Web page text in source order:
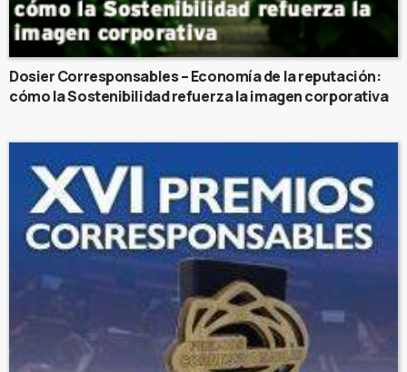
Dosier Corresponsables – Economía de la reputación:
cómo la Sostenibilidad refuerza la imagen corporativa